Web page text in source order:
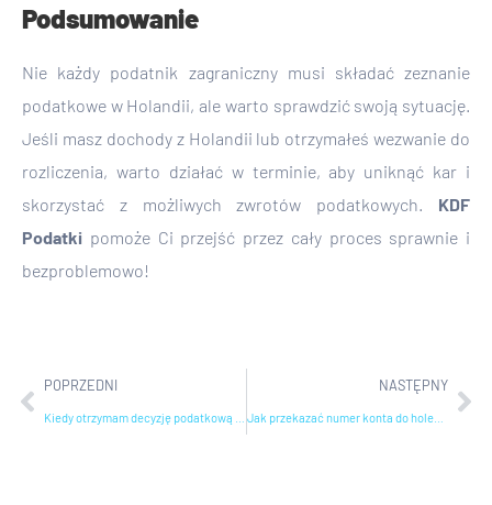
Podsumowanie
Nie każdy podatnik zagraniczny musi składać zeznanie
podatkowe w Holandii, ale warto sprawdzić swoją sytuację.
Jeśli masz dochody z Holandii lub otrzymałeś wezwanie do
rozliczenia, warto działać w terminie, aby uniknąć kar i
skorzystać z możliwych zwrotów podatkowych. KDF
Podatki pomoże Ci przejść przez cały proces sprawnie i
bezproblemowo!
POPRZEDNI NASTĘPNY
Jak przekazać numer konta do holenderskiego urzędu skarbowego?